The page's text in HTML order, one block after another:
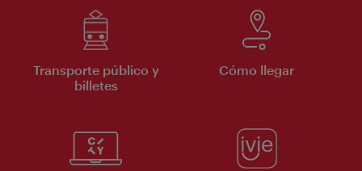
Transporte público y
billetes
Cómo llegar